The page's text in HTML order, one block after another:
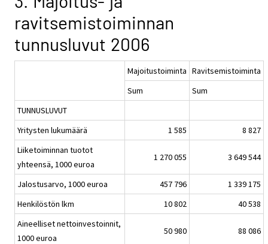
ravitsemistoiminnan
tunnusluvut 2006
Majoitustoiminta Ravitsemistoiminta
Sum
Sum
TUNNUSLUVUT
Yritysten lukumäärä
1 585
8 827
Liiketoiminnan tuotot
yhteensä, 1000 euroa
1 270 055 3 649 544
Jalostusarvo, 1000 euroa 457 796
1 339 175
Henkilöstön lkm
10 802
40 538
Aineelliset nettoinvestoinnit,
1000 euroa
50 980 88 086